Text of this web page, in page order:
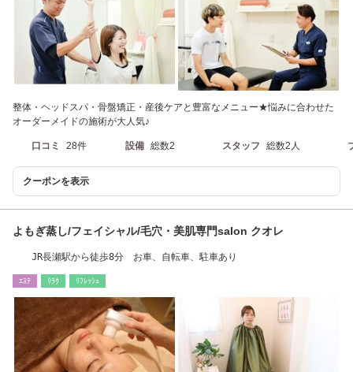
整体・ヘッドスパ・骨盤矯正・産後ケアと豊富なメニュー★悩みに合わせた
オーダーメイドの施術が大人気♪
口コミ 28件 設備 総数2 スタッフ 総数2人
クーポンを表示
よもぎ蒸し/フェイシャル/毛穴・美肌専門salon クオレ
JR長瀬駅から徒歩8分 お車、自転車、駐車あり
ｴｽﾃ ﾘﾗｸ ﾘﾌﾚｯｼｭ